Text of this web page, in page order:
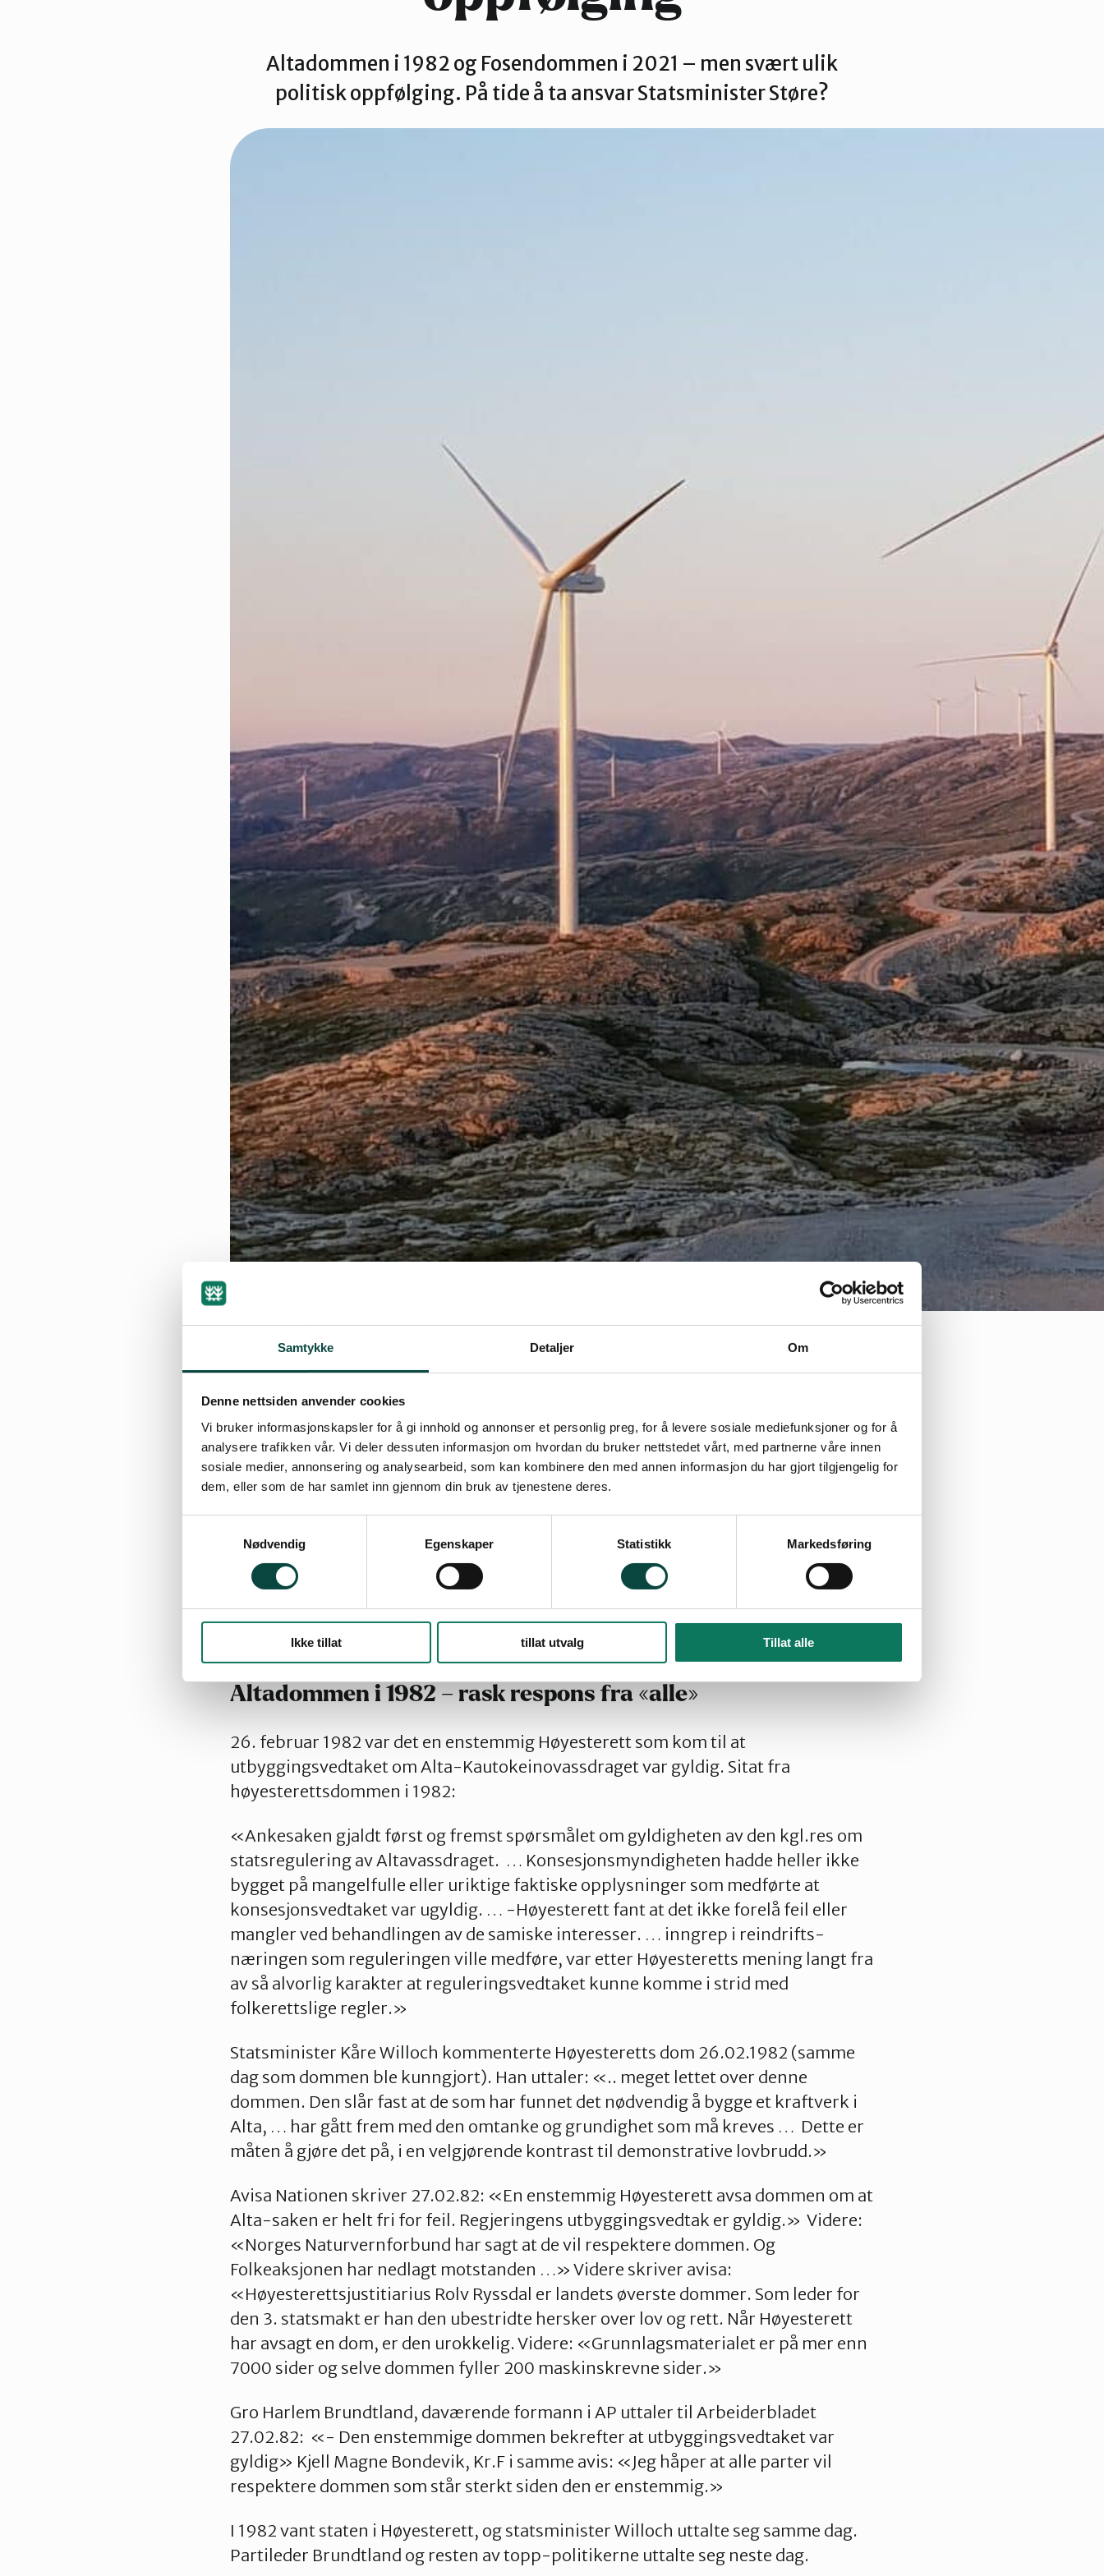
Samtykke Detaljer Om
Denne nettsiden anvender cookies
Vi bruker informasjonskapsler for å gi innhold og annonser et personlig preg, for å levere sosiale mediefunksjoner og for å
analysere trafikken vår. Vi deler dessuten informasjon om hvordan du bruker nettstedet vårt, med partnerne våre innen
sosiale medier, annonsering og analysearbeid, som kan kombinere den med annen informasjon du har gjort tilgjengelig for
dem, eller som de har samlet inn gjennom din bruk av tjenestene deres.
Nødvendig
Egenskaper Statistikk Markedsføring
Ikke tillat tillat utvalg Tillat alle
Altadommen i 1982 og Fosendommen i 2021 – men svært ulik
politisk oppfølging. På tide å ta ansvar Statsminister Støre?
10.10.2022
Den norske stat tapte, som majoritetseier i Fosen Vind, og som konsesjonsgiver
ved OED. Konsesjonsvedtaket er ugyldig, var storkammeret sin enstemmige dom.
igangsettes, slik NIM (Nasjonalt institutt for menneskerettigheter) uttaler i brev
til OED av 1.04.2022.
Altadommen i 1982 – rask respons fra «alle»
26. februar 1982 var det en enstemmig Høyesterett som kom til at
utbyggingsvedtaket om Alta-Kautokeinovassdraget var gyldig. Sitat fra
høyesterettsdommen i 1982:
«Ankesaken gjaldt først og fremst spørsmålet om gyldigheten av den kgl.res om
statsregulering av Altavassdraget. … Konsesjonsmyndigheten hadde heller ikke
bygget på mangelfulle eller uriktige faktiske opplysninger som medførte at
konsesjonsvedtaket var ugyldig. … -Høyesterett fant at det ikke forelå feil eller
mangler ved behandlingen av de samiske interesser. … inngrep i reindrifts-
næringen som reguleringen ville medføre, var etter Høyesteretts mening langt fra
av så alvorlig karakter at reguleringsvedtaket kunne komme i strid med
folkerettslige regler.»
Statsminister Kåre Willoch kommenterte Høyesteretts dom 26.02.1982 (samme
dag som dommen ble kunngjort). Han uttaler: «.. meget lettet over denne
dommen. Den slår fast at de som har funnet det nødvendig å bygge et kraftverk i
Alta, … har gått frem med den omtanke og grundighet som må kreves … Dette er
måten å gjøre det på, i en velgjørende kontrast til demonstrative lovbrudd.»
Avisa Nationen skriver 27.02.82: «En enstemmig Høyesterett avsa dommen om at
Alta-saken er helt fri for feil. Regjeringens utbyggingsvedtak er gyldig.» Videre:
«Norges Naturvernforbund har sagt at de vil respektere dommen. Og
Folkeaksjonen har nedlagt motstanden …» Videre skriver avisa:
«Høyesterettsjustitiarius Rolv Ryssdal er landets øverste dommer. Som leder for
den 3. statsmakt er han den ubestridte hersker over lov og rett. Når Høyesterett
har avsagt en dom, er den urokkelig. Videre: «Grunnlagsmaterialet er på mer enn
7000 sider og selve dommen fyller 200 maskinskrevne sider.»
Gro Harlem Brundtland, daværende formann i AP uttaler til Arbeiderbladet
27.02.82: «- Den enstemmige dommen bekrefter at utbyggingsvedtaket var
gyldig» Kjell Magne Bondevik, Kr.F i samme avis: «Jeg håper at alle parter vil
respektere dommen som står sterkt siden den er enstemmig.»
I 1982 vant staten i Høyesterett, og statsminister Willoch uttalte seg samme dag.
Partileder Brundtland og resten av topp-politikerne uttalte seg neste dag.